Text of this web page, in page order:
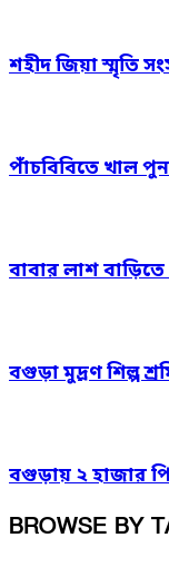
শহীদ জিয়া স্মৃতি
পাঁচবিবিতে খাল
বাবার লাশ
বগুড়া মুদ্রণ শিল্প
বগুড়ায় ২ হাজার
BROWSE BY